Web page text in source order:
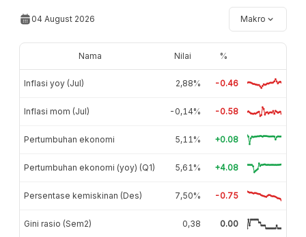
04 August 2026 Makro
Nama Nilai %
Inflasi yoy (Jul) 2,88% -0.46
Inflasi mom (Jul) -0,14% -0.58
Pertumbuhan ekonomi 5,11% +0.08
Pertumbuhan ekonomi (yoy) (Q1) 5,61% +4.08
Persentase kemiskinan (Des) 7,50% -0.75
Gini rasio (Sem2) 0,38 0.00